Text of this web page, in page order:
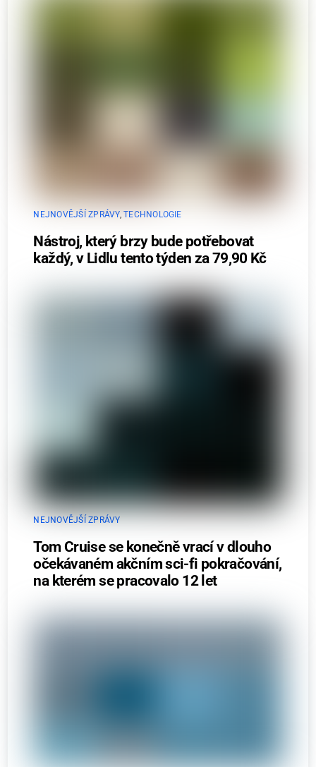
NEJNOVĚJŠÍ ZPRÁVY,TECHNOLOGIE
Nástroj, který brzy bude potřebovat
každý, v Lidlu tento týden za 79,90 Kč
NEJNOVĚJŠÍ ZPRÁVY
Tom Cruise se konečně vrací v dlouho
očekávaném akčním sci-fi pokračování,
na kterém se pracovalo 12 let